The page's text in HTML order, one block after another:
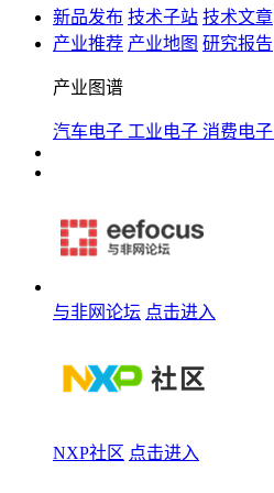
新品发布 技术子站 技术文章
产业推荐 产业地图 研究报告
产业图谱
汽车电子 工业电子 消费电子
与非网论坛 点击进入
NXP社区 点击进入